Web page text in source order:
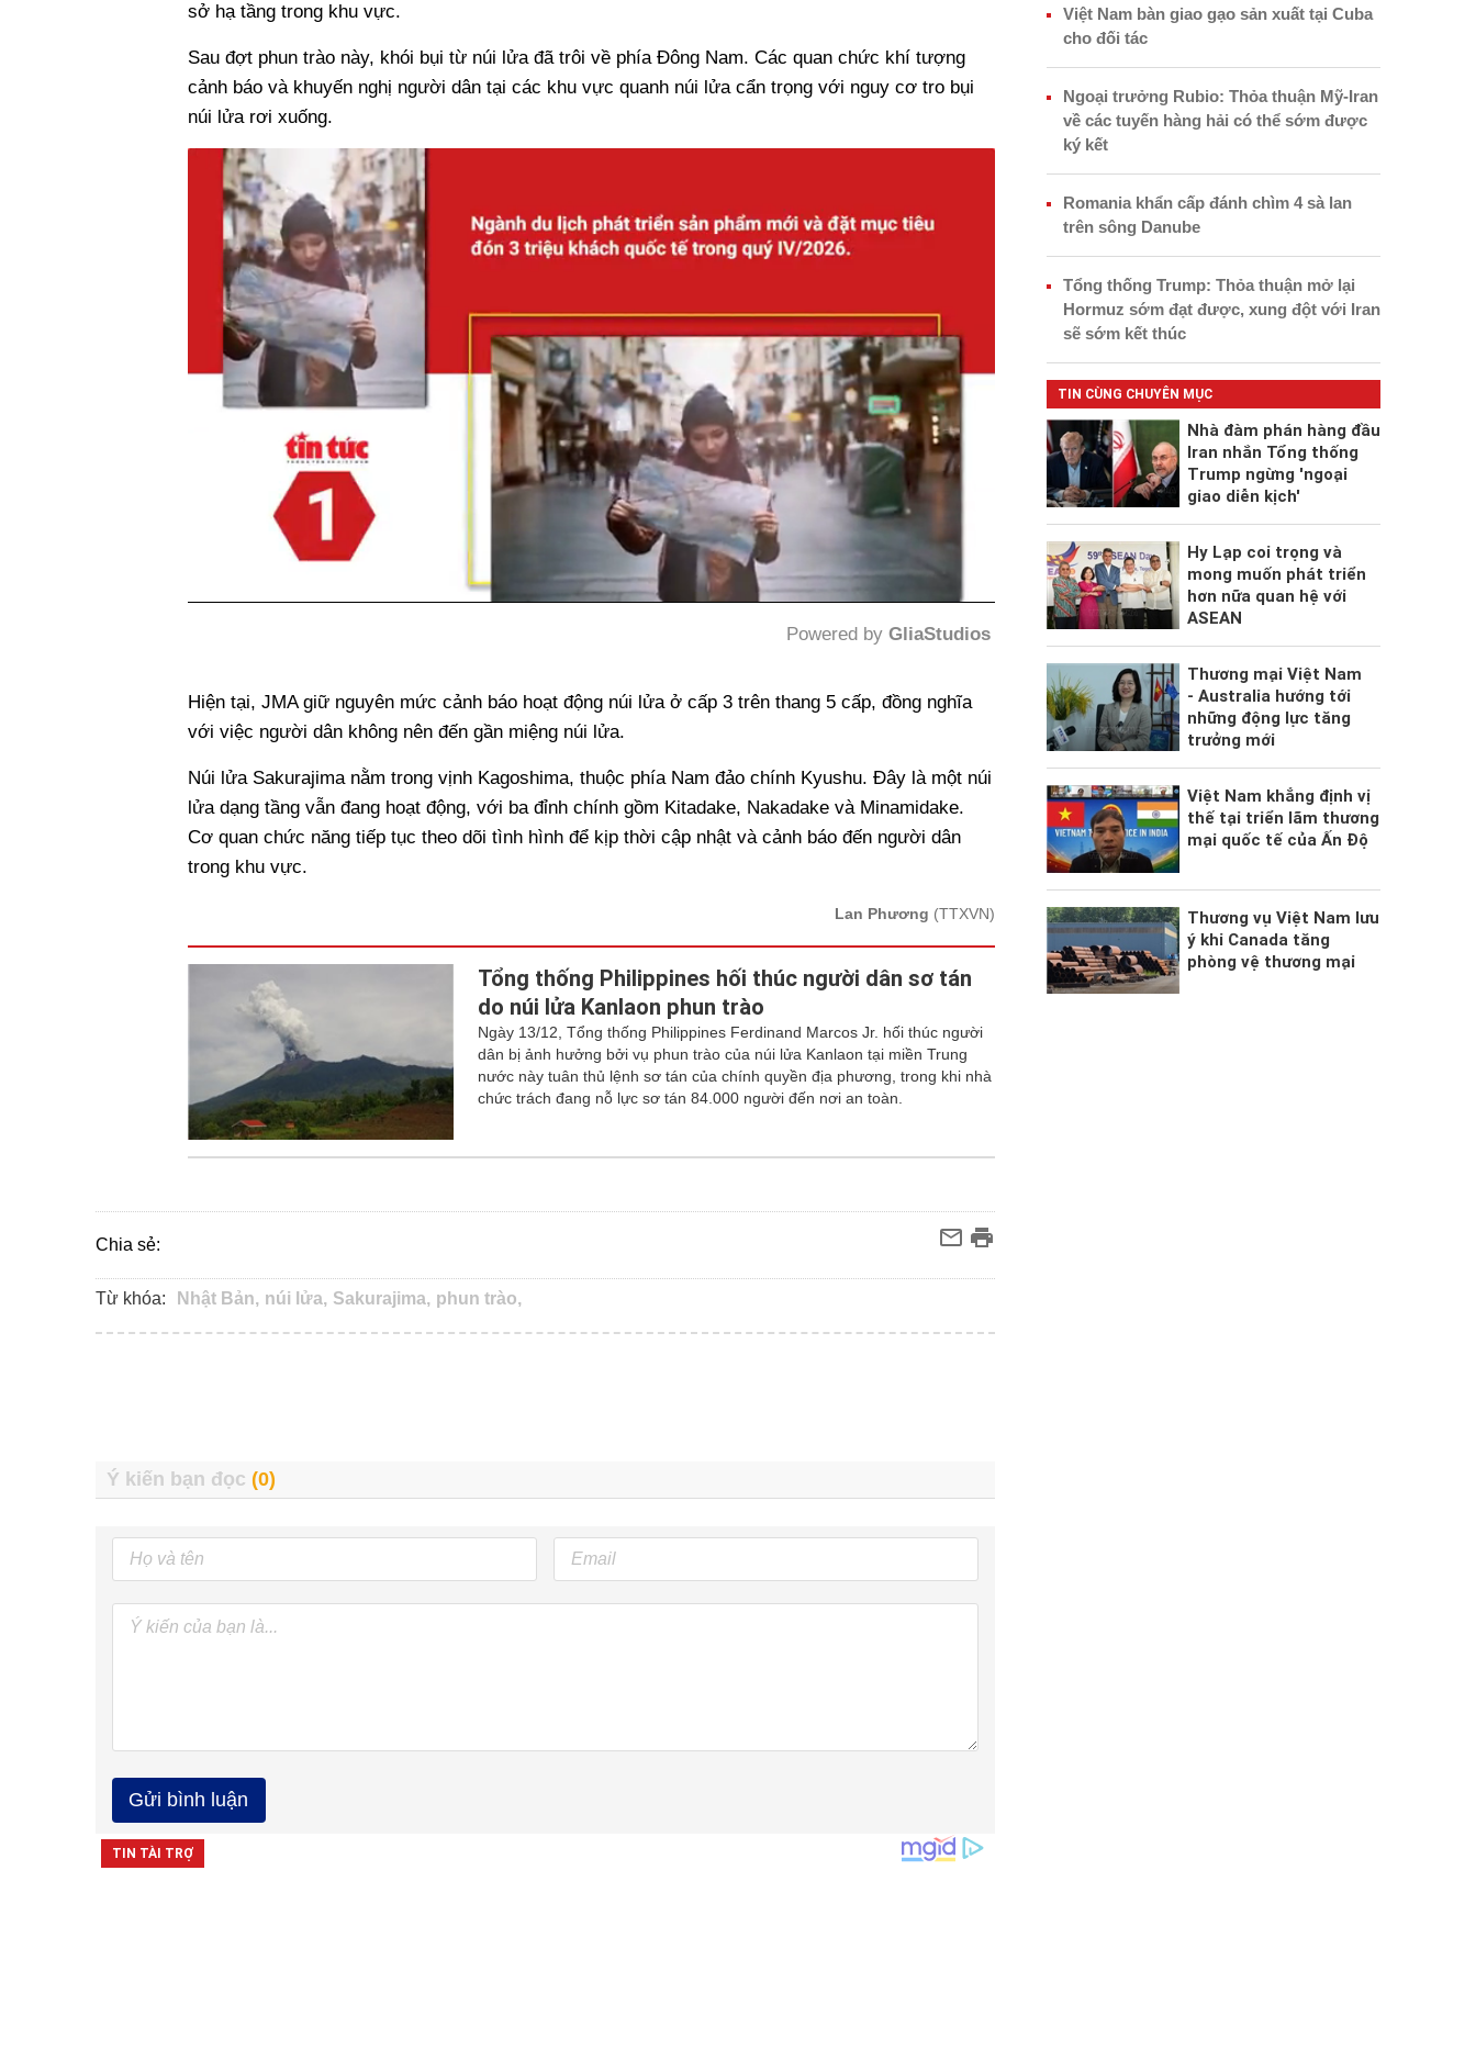
sở hạ tầng trong khu vực.
Sau đợt phun trào này, khói bụi từ núi lửa đã trôi về phía Đông Nam. Các quan chức khí tượng
cảnh báo và khuyến nghị người dân tại các khu vực quanh núi lửa cẩn trọng với nguy cơ tro bụi
núi lửa rơi xuống.
Powered by GliaStudios
Hiện tại, JMA giữ nguyên mức cảnh báo hoạt động núi lửa ở cấp 3 trên thang 5 cấp, đồng nghĩa
với việc người dân không nên đến gần miệng núi lửa.
Núi lửa Sakurajima nằm trong vịnh Kagoshima, thuộc phía Nam đảo chính Kyushu. Đây là một núi
lửa dạng tầng vẫn đang hoạt động, với ba đỉnh chính gồm Kitadake, Nakadake và Minamidake.
Cơ quan chức năng tiếp tục theo dõi tình hình để kịp thời cập nhật và cảnh báo đến người dân
trong khu vực.
Lan Phương (TTXVN)
Tổng thống Philippines hối thúc người dân sơ tán
do núi lửa Kanlaon phun trào
Ngày 13/12, Tổng thống Philippines Ferdinand Marcos Jr. hối thúc người
dân bị ảnh hưởng bởi vụ phun trào của núi lửa Kanlaon tại miền Trung
nước này tuân thủ lệnh sơ tán của chính quyền địa phương, trong khi nhà
chức trách đang nỗ lực sơ tán 84.000 người đến nơi an toàn.
Chia sẻ:
Từ khóa: Nhật Bản, núi lửa, Sakurajima, phun trào,
Việt Nam bàn giao gạo sản xuất tại Cuba
cho đối tác
Ngoại trưởng Rubio: Thỏa thuận Mỹ-Iran
về các tuyến hàng hải có thể sớm được
ký kết
Romania khẩn cấp đánh chìm 4 sà lan
trên sông Danube
Tổng thống Trump: Thỏa thuận mở lại
Hormuz sớm đạt được, xung đột với Iran
sẽ sớm kết thúc
TIN CÙNG CHUYÊN MỤC
Nhà đàm phán hàng đầu
Iran nhắn Tổng thống
Trump ngừng 'ngoại
giao diễn kịch'
Hy Lạp coi trọng và
mong muốn phát triển
hơn nữa quan hệ với
ASEAN
Thương mại Việt Nam
- Australia hướng tới
những động lực tăng
trưởng mới
Việt Nam khẳng định vị
thế tại triển lãm thương
mại quốc tế của Ấn Độ
Thương vụ Việt Nam lưu
ý khi Canada tăng
phòng vệ thương mại